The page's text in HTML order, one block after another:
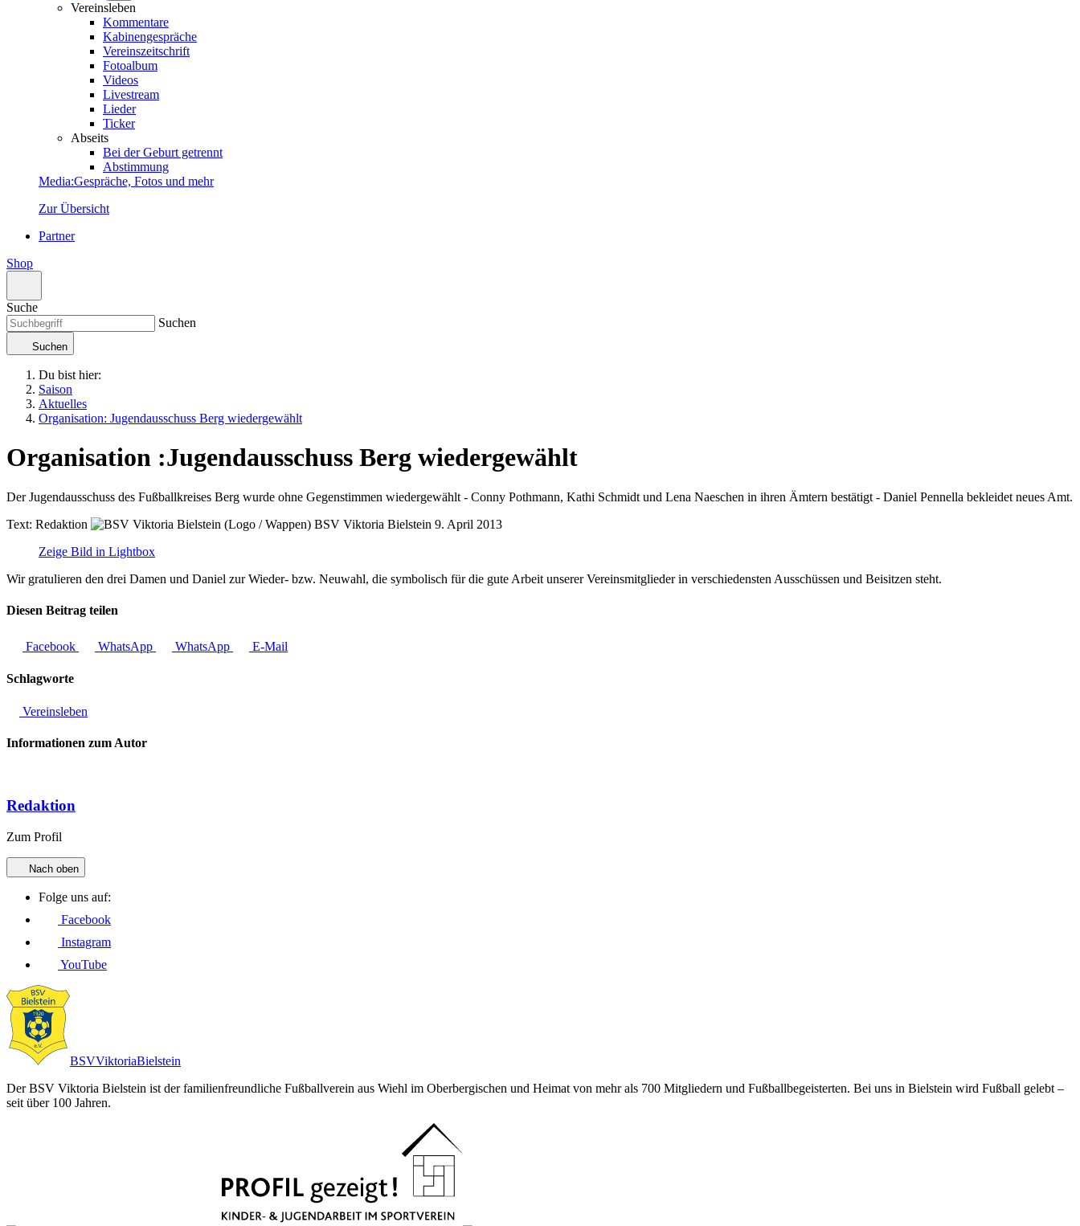
Vereinsleben
Kommentare
Kabinengespräche
Vereinszeitschrift
Fotoalbum
Videos
Livestream
Lieder
Ticker
Abseits
Bei der Geburt getrennt
Abstimmung
Media:Gespräche, Fotos und mehr
Zur Übersicht
Partner
Shop
Suche
Suchen
Suchen
Du bist hier:
Saison
Aktuelles
Organisation: Jugendausschuss Berg wiedergewählt
Organisation :Jugendausschuss Berg wiedergewählt
Der Jugendausschuss des Fußballkreises Berg wurde ohne Gegenstimmen wiedergewählt - Conny Pothmann, Kathi Schmidt und Lena Naeschen in ihren Ämtern bestätigt - Daniel Pennella bekleidet neues Amt.
Text: Redaktion BSV Viktoria Bielstein 9. April 2013
Zeige Bild in Lightbox
Wir gratulieren den drei Damen und Daniel zur Wieder- bzw. Neuwahl, die symbolisch für die gute Arbeit unserer Vereinsmitglieder in verschiedensten Ausschüssen und Beisitzen steht.
Diesen Beitrag teilen
Facebook WhatsApp WhatsApp E-Mail
Schlagworte
Vereinsleben
Informationen zum Autor
Redaktion
Zum Profil
Nach oben
Folge uns auf:
Facebook
Instagram
YouTube
BSVViktoriaBielstein
Der BSV Viktoria Bielstein ist der familienfreundliche Fußballverein aus Wiehl im Oberbergischen und Heimat von mehr als 700 Mitgliedern und Fußballbegeisterten. Bei uns in Bielstein wird Fußball gelebt –
seit über 100 Jahren.